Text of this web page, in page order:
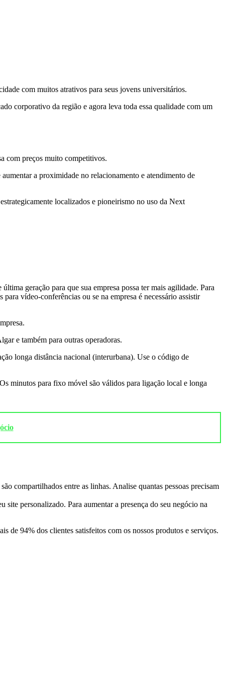
com muitos atrativos para seus jovens universitários.
corporativo da região e agora leva toda essa qualidade com um
com preços muito competitivos.
a proximidade no relacionamento e atendimento de
localizados e pioneirismo no uso da Next
geração para que sua empresa possa ter mais agilidade. Para
vídeo-conferências ou se na empresa é necessário assistir
e também para outras operadoras.
longa distância nacional (interurbana). Use o código de
minutos para fixo móvel são válidos para ligação local e longa
compartilhados entre as linhas. Analise quantas pessoas precisam
personalizado. Para aumentar a presença do seu negócio na
de 94% dos clientes satisfeitos com os nossos produtos e serviços.